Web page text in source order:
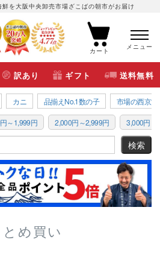
を大阪中央卸売市場ざこばの朝市がお届け
カート
メニュー
訳あり ギフト 送料無料
カニ 品揃えNo.1数の子 市場の西京漬
～1,999円 2,000円～2,999円 3,000円～
とめ買い